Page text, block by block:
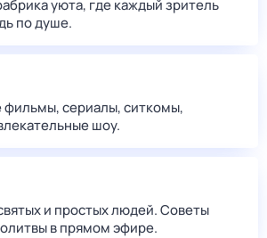
уюта, где каждый зритель
по душе.
сериалы, ситкомы,
шоу.
и простых людей. Советы
в прямом эфире.